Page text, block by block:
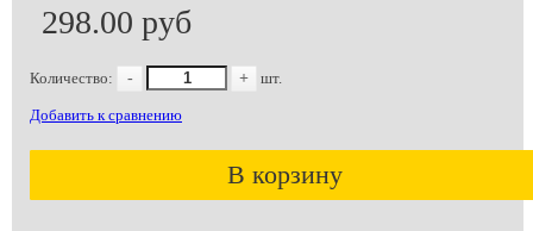
298.00 руб
Количество: - + шт.
Добавить к сравнению
В корзину